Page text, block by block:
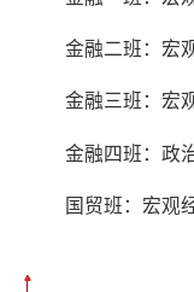
金融二班：宏
金融三班：宏
金融四班：政
国贸班：宏观